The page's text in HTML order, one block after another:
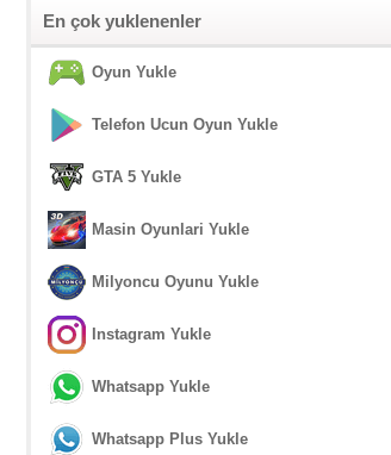
En çok yuklenenler
Oyun Yukle
Telefon Ucun Oyun Yukle
GTA 5 Yukle
Masin Oyunlari Yukle
Milyoncu Oyunu Yukle
Instagram Yukle
Whatsapp Yukle
Whatsapp Plus Yukle